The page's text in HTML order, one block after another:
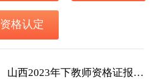
资格认定
山西2023年下教师资格证报名时间、入口及流程…